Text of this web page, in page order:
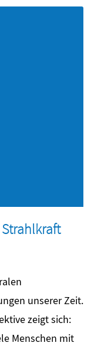
unserer Zeit.
zeigt sich:
Menschen mit